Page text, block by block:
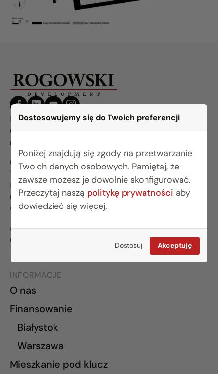
Dostosowujemy się do Twoich preferencji
Poniżej znajdują się zgody na przetwarzanie
Twoich danych osobowych. Pamiętaj, że
zawsze możesz je dowolnie skonfigurować.
Przeczytaj naszą politykę prywatności aby
dowiedzieć się więcej.
Dostosuj Akceptuję
BIURO BIAŁYSTOK
(85) 749 99 09
mieszkania@rogowskidevelopment.pl
ul. Legionowa 28 lok. 202
15-281 Białystok
BIURO WARSZAWA
(22) 642 03 55
warszawa@rogowskidevelopment.pl
al. Wilanowska 67E lok. U5
02-765 Warszawa
INFORMACJE
O nas
Finansowanie
Białystok
Warszawa
Mieszkanie pod klucz